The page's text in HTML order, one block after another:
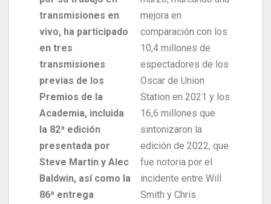
transmisiones en
vivo, ha participado
en tres
transmisiones
previas de los
Premios de la
Academia, incluida
la 82ª edición
presentada por
Steve Martin y Alec
Baldwin, así como la
86ª entrega
mejora en
comparación con los
10,4 millones de
espectadores de los
Oscar de Union
Station en 2021 y los
16,6 millones que
sintonizaron la
edición de 2022, que
fue notoria por el
incidente entre Will
Smith y Chris